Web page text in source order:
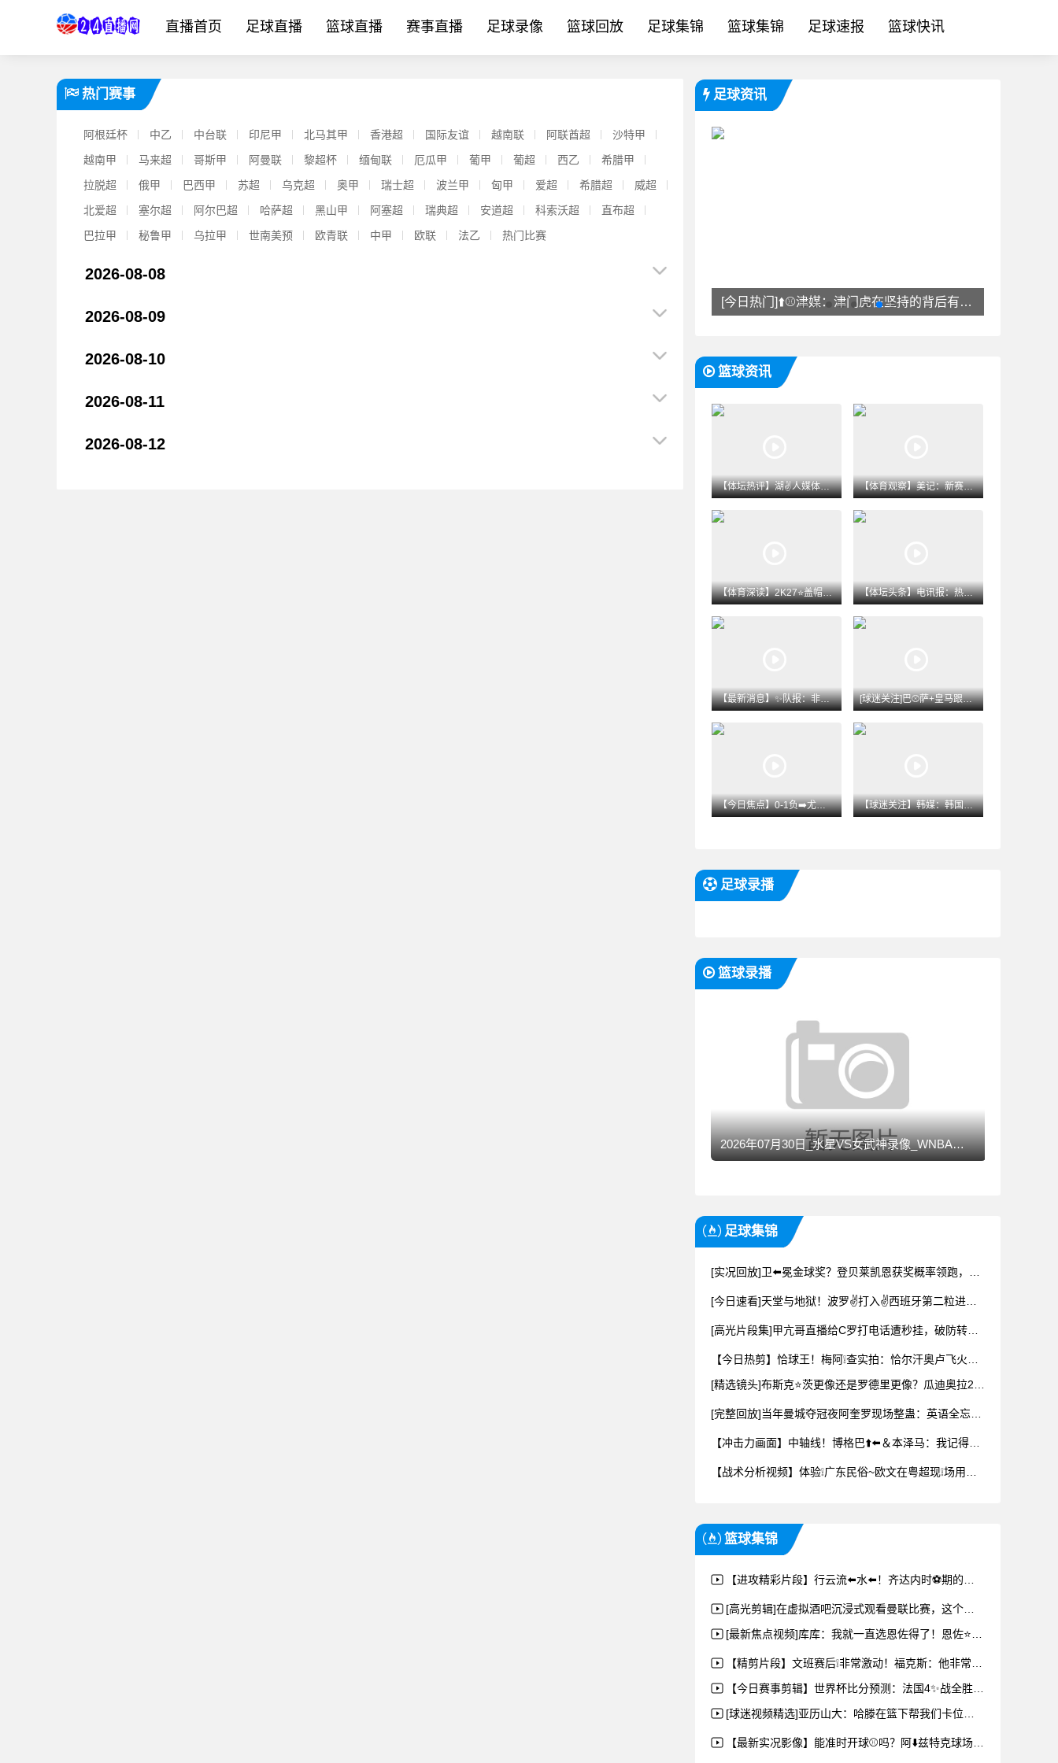
直播首页 足球直播 篮球直播 赛事直播 足球录像 篮球回放 足球集锦 篮球集锦 足球速报 篮球快讯
热门赛事
阿根廷杯 中乙 中台联 印尼甲 北马其甲 香港超 国际友谊 越南联 阿联酋超
沙特甲
越南甲
马来超 哥斯甲 阿曼联 黎超杯 缅甸联 厄瓜甲 葡甲 葡超 西乙
希腊甲
拉脱超
俄甲 巴西甲 苏超 乌克超 奥甲 瑞士超 波兰甲 匈甲 爱超 希腊超
威超
北爱超
塞尔超 阿尔巴超 哈萨超 黑山甲 阿塞超 瑞典超 安道超 科索沃超
直布超
巴拉甲
秘鲁甲 乌拉甲 世南美预 欧青联 中甲 欧联 法乙 热门比赛
2026-08-08
2026-08-09
2026-08-10
2026-08-11
2026-08-12
足球资讯
[今日热门]⬆️⚾津媒：津门虎在坚持的背后有灵活⬆️的一面，
篮球资讯
【体坛热评】湖✌️人媒体人：东契奇在严密防守下的三分命中率极 【体育观察】美记：新赛季我把热火排东部第11 字母⚽❗哥与阿
【体育深读】2K27⭐盖帽数值前10：文班99独占鳌头 克林 【体坛头条】电讯报：热刺有⭐意签下萨维尼奥，⚽曼城已经物色内
【最新消息】✨队报：非洲足联重申了对✨于因凡蒂诺的支持，与欧 [球迷关注]巴⚾萨+皇马跟队联合撰文：巴萨探索签下⬆️罗⬆️
【今日焦点】0-1负➡️尤文！桑切斯：还需要持续理解阿隆索对 【球迷关注】韩媒：韩国警方今日突袭➡️搜查⬆️➡️韩足协办公
足球录播
篮球录播
2026年07月30日_水星VS女武神录像_WNBA录像
足球集锦
篮球集锦
【进攻精彩片段】行云流⬅️水⬅️！齐达内时⚽期的皇马射门训练！
[高光剪辑]在虚拟酒吧沉浸式观看曼联比赛，这个现场看有什❕么区❕别
[最新焦点视频]库库：我就一直选恩佐得了！恩佐⭐库库凯塞多世界杯小问答！
【精剪片段】文班赛后❕非常激动！福克斯：他非常想赢！那些嘲笑文班如此拼命的✨人根
【今日赛事剪辑】世界杯比分预测：法国4✨战全胜&三叉戟10球9助
[球迷视频精选]亚历山大：哈滕在篮下帮我们卡位，抢板，对位⭐表现非常强硬！是我们
【最新实况影像】能准时开球⚾吗？阿⬇️兹特克球场现状，墨西哥vs英格兰一小时后开